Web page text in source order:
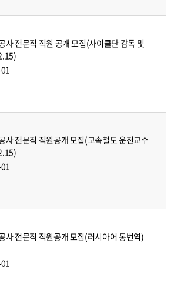
사 전문직 직원 공개 모집(사이클단 감독 및
사 전문직 직원공개 모집(고속철도 운전교수
사 전문직 직원공개 모집(러시아어 통번역)